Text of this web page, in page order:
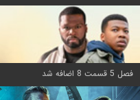
فصل 5 قسمت 8 اضافه شد